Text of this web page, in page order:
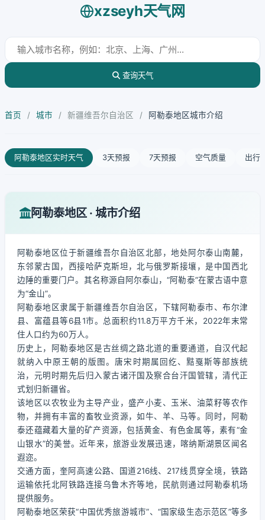
xzseyh天气网
查询天气
首页 / 城市 / 新疆维吾尔自治区 / 阿勒泰地区城市介绍
阿勒泰地区实时天气 3天预报 7天预报 空气质量 出行
阿勒泰地区 · 城市介绍
阿勒泰地区位于新疆维吾尔自治区北部，地处阿尔泰山南麓，
东邻蒙古国，西接哈萨克斯坦，北与俄罗斯接壤，是中国西北
边陲的重要门户。其名称源自阿尔泰山，“阿勒泰”在蒙古语中意
为“金山”。
阿勒泰地区隶属于新疆维吾尔自治区，下辖阿勒泰市、布尔津
县、富蕴县等6县1市。总面积约11.8万平方千米，2022年末常
住人口约为60万人。
历史上，阿勒泰地区是古丝绸之路北道的重要通道，自汉代起
就纳入中原王朝的版图。唐宋时期属回纥、黠戛斯等部族统
治，元明时期先后归入蒙古诸汗国及察合台汗国管辖，清代正
式划归新疆省。
该地区以农牧业为主导产业，盛产小麦、玉米、油菜籽等农作
物，并拥有丰富的畜牧业资源，如牛、羊、马等。同时，阿勒
泰还蕴藏着大量的矿产资源，包括黄金、有色金属等，素有“金
山银水”的美誉。近年来，旅游业发展迅速，喀纳斯湖景区闻名
遐迩。
交通方面，奎阿高速公路、国道216线、217线贯穿全境，铁路
运输依托北阿铁路连接乌鲁木齐等地，民航则通过阿勒泰机场
提供服务。
阿勒泰地区荣获“中国优秀旅游城市”、“国家级生态示范区”等多